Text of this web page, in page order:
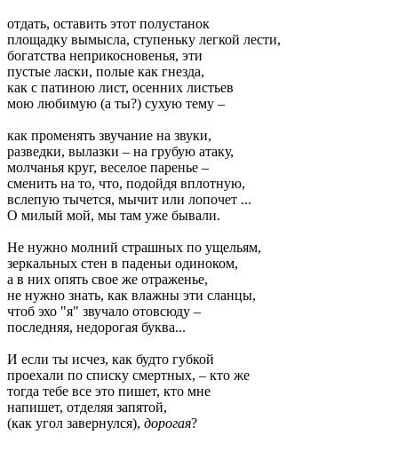
отдать, оставить этот полустанок
площадку вымысла, ступеньку легкой лести,
богатства неприкосновенья, эти
пустые ласки, полые как гнезда,
как с патиною лист, осенних листьев
мою любимую (а ты?) сухую тему –
как променять звучание на звуки,
разведки, вылазки – на грубую атаку,
молчанья круг, веселое паренье –
сменить на то, что, подойдя вплотную,
вслепую тычется, мычит или лопочет ...
О милый мой, мы там уже бывали.
Не нужно молний страшных по ущельям,
зеркальных стен в паденьи одиноком,
а в них опять свое же отраженье,
не нужно знать, как влажны эти сланцы,
чтоб эхо "я" звучало отовсюду –
последняя, недорогая буква...
И если ты исчез, как будто губкой
проехали по списку смертных, – кто же
тогда тебе все это пишет, кто мне
напишет, отделяя запятой,
(как угол завернулся), дорогая?